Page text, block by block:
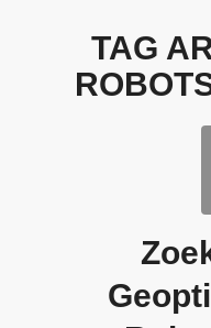
TAG